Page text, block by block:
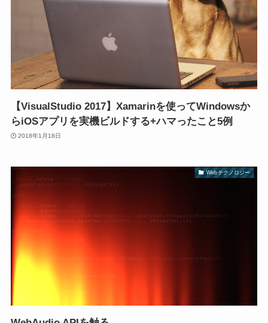
【VisualStudio 2017】Xamarinを使ってWindowsか
らiOSアプリを実機ビルドする+ハマったこと5例
2018年1月18日
Webテクノロジー